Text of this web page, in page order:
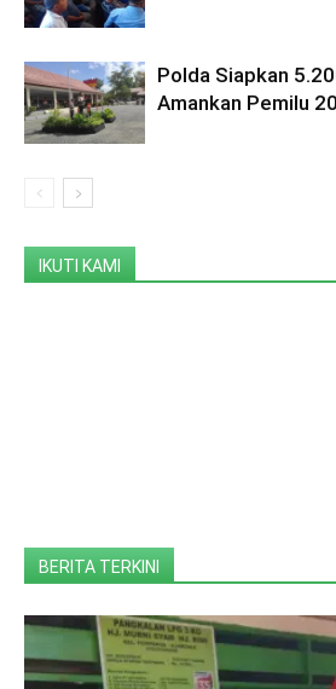
Polda Siapkan
Amankan Pemilu
IKUTI KAMI
BERITA TERKINI